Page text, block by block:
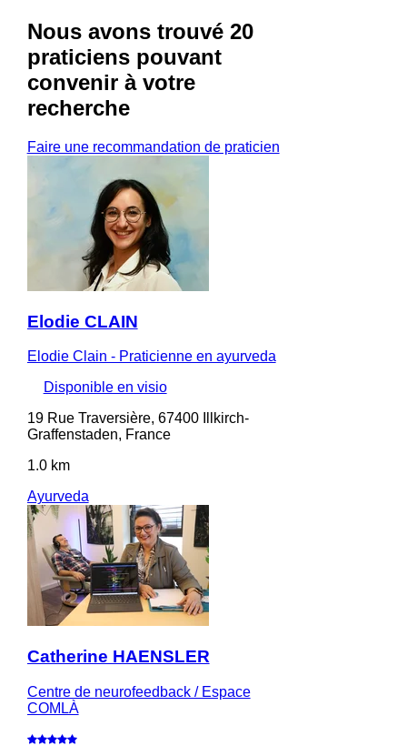
Nous avons trouvé 20
praticienspouvant
convenir à votre
recherche
Faire une recommandation de praticien
Elodie CLAIN
Elodie Clain - Praticienne en ayurveda
Disponible en visio
19 Rue Traversière, 67400 Illkirch-
Graffenstaden, France
1.0 km
Ayurveda
Catherine HAENSLER
Centre de neurofeedback / Espace
COMLÀ